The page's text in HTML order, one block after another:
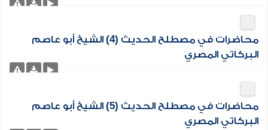
محاضرات في مصطلح الحديث (4) الشيخ أبو عاصم
البركاتي المصري
محاضرات في مصطلح الحديث (5) الشيخ أبو عاصم
البركاتي المصري